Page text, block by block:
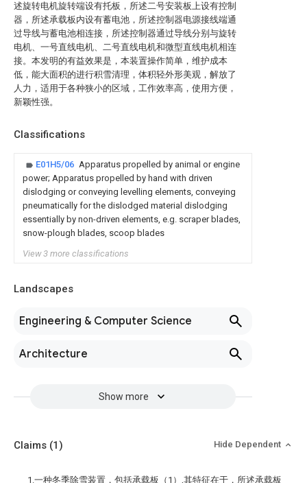
述旋转电机旋转端设有托板，所述二号安装板上设有控制
器，所述承载板内设有蓄电池，所述控制器电源接线端通
过导线与蓄电池相连接，所述控制器通过导线分别与旋转
电机、一号直线电机、二号直线电机和微型直线电机相连
接。本发明的有益效果是，本装置操作简单，维护成本
低，能大面积的进行积雪清理，体积轻外形美观，解放了
人力，适用于各种狭小的区域，工作效率高，使用方便，
新颖性强。
Classifications
E01H5/06 Apparatus propelled by animal or engine
power; Apparatus propelled by hand with driven
dislodging or conveying levelling elements, conveying
pneumatically for the dislodged material dislodging
essentially by non-driven elements, e.g. scraper blades,
snow-plough blades, scoop blades
View 3 more classifications
Landscapes
Engineering & Computer Science
Architecture
Show more
Claims (1) Hide Dependent
1.一种冬季除雪装置，包括承载板（1）,其特征在于，所述承载板